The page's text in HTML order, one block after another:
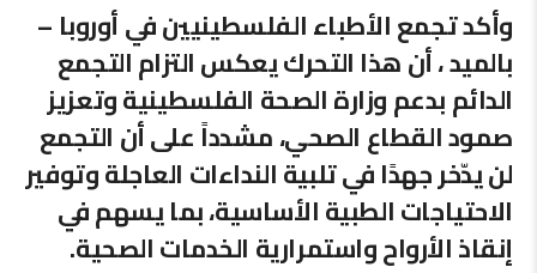
وأكد تجمع الأطباء الفلسطينيين في أوروبا –
بالميد ، أن هذا التحرك يعكس التزام التجمع
الدائم بدعم وزارة الصحة الفلسطينية وتعزيز
صمود القطاع الصحي، مشدداً على أن التجمع
لن يدّخر جهدًا في تلبية النداءات العاجلة وتوفير
الاحتياجات الطبية الأساسية، بما يسهم في
إنقاذ الأرواح واستمرارية الخدمات الصحية.